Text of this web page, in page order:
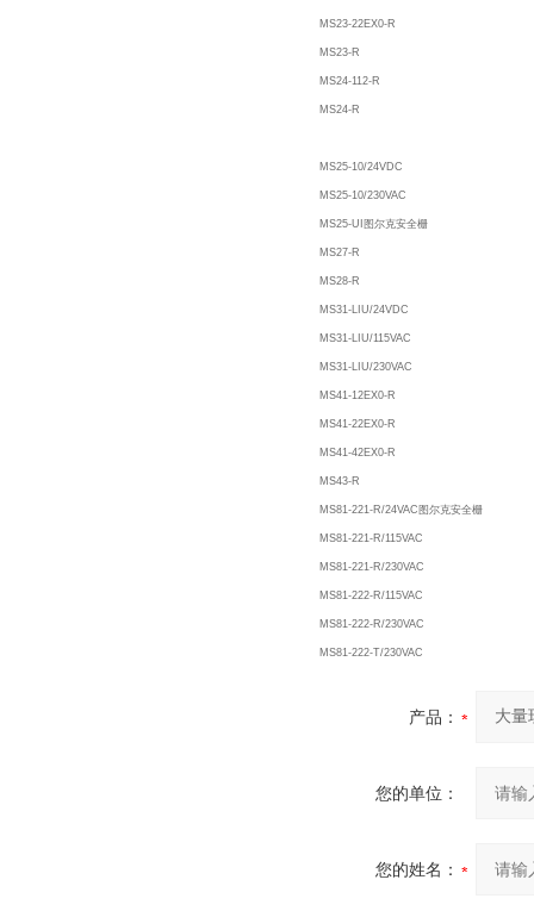
MS23-22EX0-R
MS23-R
MS24-112-R
MS24-R
MS25-10/24VDC
MS25-10/230VAC
MS25-UI图尔克安全栅
MS27-R
MS28-R
MS31-LIU/24VDC
MS31-LIU/115VAC
MS31-LIU/230VAC
MS41-12EX0-R
MS41-22EX0-R
MS41-42EX0-R
MS43-R
MS81-221-R/24VAC图尔克安全栅
MS81-221-R/115VAC
MS81-221-R/230VAC
MS81-222-R/115VAC
MS81-222-R/230VAC
MS81-222-T/230VAC
产品：
您的单位：
您的姓名：